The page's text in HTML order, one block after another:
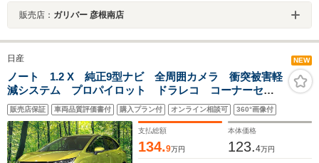
販売店： ガリバー 彦根南店
日産 NEW
ノート 1.2 X 純正9型ナビ 全周囲カメラ 衝突被害軽
減システム プロパイロット ドラレコ コーナーセン
サー スマートキー LEDヘッド ETC2.0 オートハイ
ビーム 車線逸脱警報 オートライト オートエアコン
販売店保証 車両品質評価書付 購入プラン付 オンライン相談可 360°画像付
支払総額
134.9万円
本体価格
123.4万円